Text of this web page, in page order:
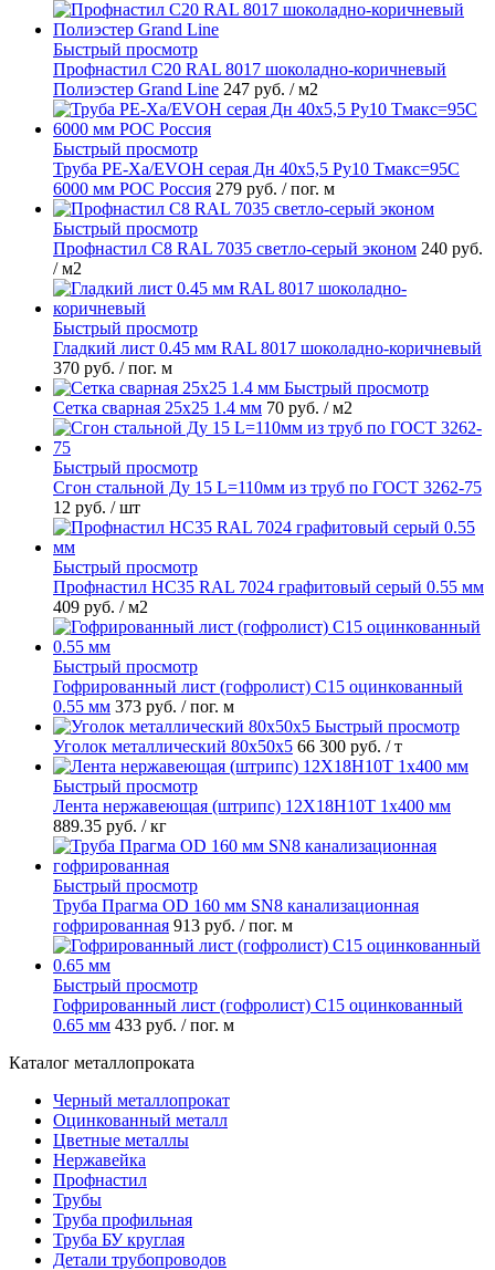
Быстрый просмотр
Профнастил С20 RAL 8017 шоколадно-коричневый
Полиэстер Grand Line 247 руб. / м2
Быстрый просмотр
Труба PE-Xa/EVOH серая Дн 40х5,5 Ру10 Тмакс=95C
6000 мм РОС Россия 279 руб. / пог. м
Быстрый просмотр
Профнастил С8 RAL 7035 светло-серый эконом 240 руб.
/ м2
Быстрый просмотр
Гладкий лист 0.45 мм RAL 8017 шоколадно-коричневый
370 руб. / пог. м
Быстрый просмотр
Сетка сварная 25х25 1.4 мм 70 руб. / м2
Быстрый просмотр
Сгон стальной Ду 15 L=110мм из труб по ГОСТ 3262-75
12 руб. / шт
Быстрый просмотр
Профнастил НС35 RAL 7024 графитовый серый 0.55 мм
409 руб. / м2
Быстрый просмотр
Гофрированный лист (гофролист) С15 оцинкованный
0.55 мм 373 руб. / пог. м
Быстрый просмотр
Уголок металлический 80х50х5 66 300 руб. / т
Быстрый просмотр
Лента нержавеющая (штрипс) 12Х18Н10Т 1х400 мм
889.35 руб. / кг
Быстрый просмотр
Труба Прагма OD 160 мм SN8 канализационная
гофрированная 913 руб. / пог. м
Быстрый просмотр
Гофрированный лист (гофролист) С15 оцинкованный
0.65 мм 433 руб. / пог. м
Каталог металлопроката
Черный металлопрокат
Оцинкованный металл
Цветные металлы
Нержавейка
Профнастил
Трубы
Труба профильная
Труба БУ круглая
Детали трубопроводов